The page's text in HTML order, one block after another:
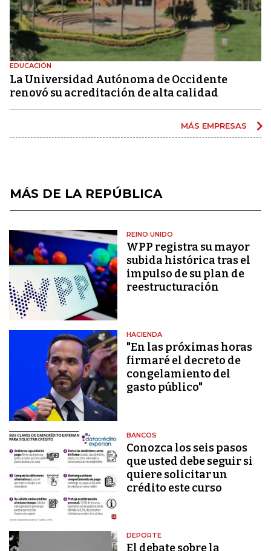
EDUCACIÓN
La Universidad Autónoma de Occidente
renovó su acreditación de alta calidad
MÁS EMPRESAS
MÁS DE LA REPÚBLICA
REINO UNIDO
WPP registra su mayor
subida histórica tras el
impulso de su plan de
reestructuración
HACIENDA
"En las próximas horas
firmaré el decreto de
congelamiento del
gasto público"
BANCOS
Conozca los seis pasos
que usted debe seguir si
quiere solicitar un
crédito este curso
DEPORTE
El debate sobre la